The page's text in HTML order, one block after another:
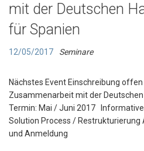
mit der Deutschen
für Spanien
12/05/2017 Seminare
Nächstes Event Einschreibung offen
Zusammenarbeit mit der
Termin: Mai / Juni 2017
Solution Process / Restrukturierung
und Anmeldung